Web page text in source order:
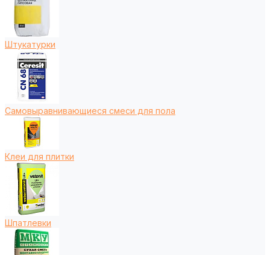
Штукатурки
Самовыравнивающиеся смеси для пола
Клеи для плитки
Шпатлевки